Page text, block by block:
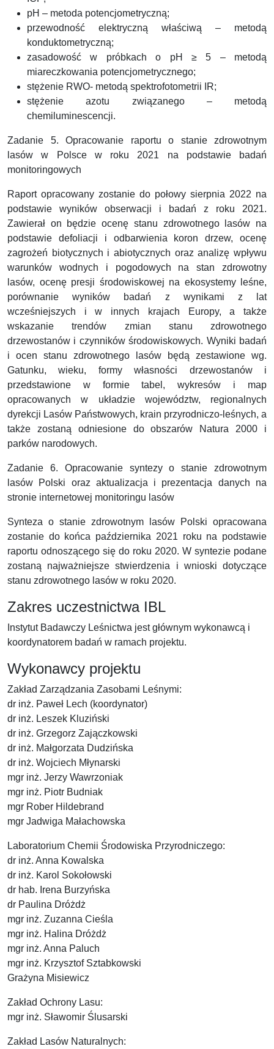
pH – metoda potencjometryczną;
przewodność elektryczną właściwą – metodą
konduktometryczną;
zasadowość w próbkach o pH ≥ 5 – metodą
miareczkowania potencjometrycznego;
stężenie RWO- metodą spektrofotometrii IR;
stężenie azotu związanego – metodą
chemiluminescencji.
Zadanie 5. Opracowanie raportu o stanie zdrowotnym
lasów w Polsce w roku 2021 na podstawie badań
monitoringowych
Raport opracowany zostanie do połowy sierpnia 2022 na
podstawie wyników obserwacji i badań z roku 2021.
Zawierał on będzie ocenę stanu zdrowotnego lasów na
podstawie defoliacji i odbarwienia koron drzew, ocenę
zagrożeń biotycznych i abiotycznych oraz analizę wpływu
warunków wodnych i pogodowych na stan zdrowotny
lasów, ocenę presji środowiskowej na ekosystemy leśne,
porównanie wyników badań z wynikami z lat
wcześniejszych i w innych krajach Europy, a także
wskazanie trendów zmian stanu zdrowotnego
drzewostanów i czynników środowiskowych. Wyniki badań
i ocen stanu zdrowotnego lasów będą zestawione wg.
Gatunku, wieku, formy własności drzewostanów i
przedstawione w formie tabel, wykresów i map
opracowanych w układzie województw, regionalnych
dyrekcji Lasów Państwowych, krain przyrodniczo-leśnych, a
także zostaną odniesione do obszarów Natura 2000 i
parków narodowych.
Zadanie 6. Opracowanie syntezy o stanie zdrowotnym
lasów Polski oraz aktualizacja i prezentacja danych na
stronie internetowej monitoringu lasów
Synteza o stanie zdrowotnym lasów Polski opracowana
zostanie do końca października 2021 roku na podstawie
raportu odnoszącego się do roku 2020. W syntezie podane
zostaną najważniejsze stwierdzenia i wnioski dotyczące
stanu zdrowotnego lasów w roku 2020.
Zakres uczestnictwa IBL
Instytut Badawczy Leśnictwa jest głównym wykonawcą i
koordynatorem badań w ramach projektu.
Wykonawcy projektu
Zakład Zarządzania Zasobami Leśnymi:
dr inż. Paweł Lech (koordynator)
dr inż. Leszek Kluziński
dr inż. Grzegorz Zajączkowski
dr inż. Małgorzata Dudzińska
dr inż. Wojciech Młynarski
mgr inż. Jerzy Wawrzoniak
mgr inż. Piotr Budniak
mgr Rober Hildebrand
mgr Jadwiga Małachowska
Laboratorium Chemii Środowiska Przyrodniczego:
dr inż. Anna Kowalska
dr inż. Karol Sokołowski
dr hab. Irena Burzyńska
dr Paulina Dróżdż
mgr inż. Zuzanna Cieśla
mgr inż. Halina Dróżdż
mgr inż. Anna Paluch
mgr inż. Krzysztof Sztabkowski
Grażyna Misiewicz
Zakład Ochrony Lasu:
mgr inż. Sławomir Ślusarski
Zakład Lasów Naturalnych: